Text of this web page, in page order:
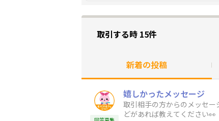
取引する時 15件
新着の投稿
嬉しかったメッセージ
取引相手の方からのメッセ
どがあれば教えてください👀